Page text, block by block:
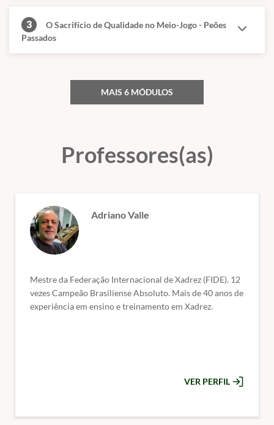
3
O Sacrifício de Qualidade no Meio-Jogo - Peões
Passados
MAIS 6 MÓDULOS
Professores(as)
Adriano Valle
Mestre da Federação Internacional de Xadrez (FIDE). 12
vezes Campeão Brasiliense Absoluto. Mais de 40 anos de
experiência em ensino e treinamento em Xadrez.
VER PERFIL